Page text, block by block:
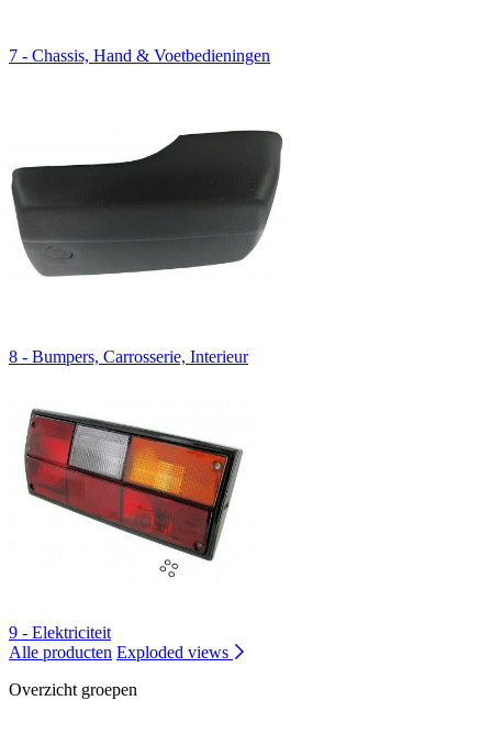
7 - Chassis, Hand & Voetbedieningen
8 - Bumpers, Carrosserie, Interieur
9 - Elektriciteit
Alle producten Exploded views
Overzicht groepen